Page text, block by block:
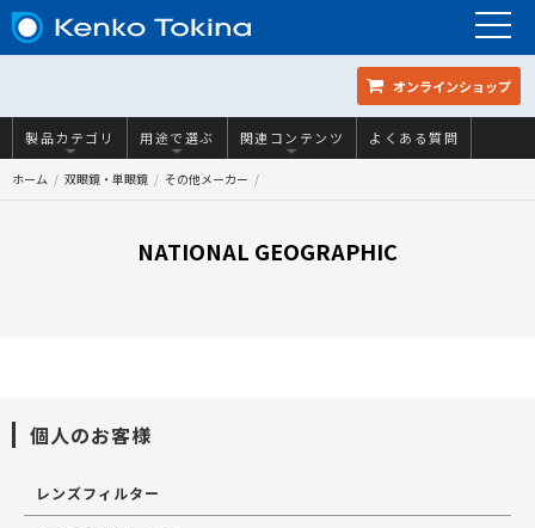
オンラインショップ
製品カテゴリ 用途で選ぶ 関連コンテンツ よくある質問
ホーム 双眼鏡・単眼鏡 その他メーカー
NATIONAL GEOGRAPHIC
個人のお客様
レンズフィルター